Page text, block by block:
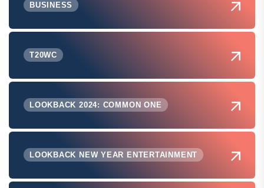
BUSINESS
T20WC
LOOKBACK 2024: COMMON ONE
LOOKBACK NEW YEAR ENTERTAINMENT